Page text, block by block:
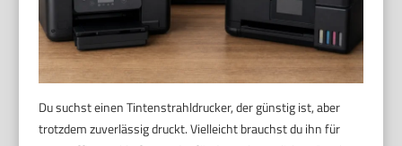
Du suchst einen Tintenstrahldrucker, der günstig ist, aber
trotzdem zuverlässig druckt. Vielleicht brauchst du ihn für